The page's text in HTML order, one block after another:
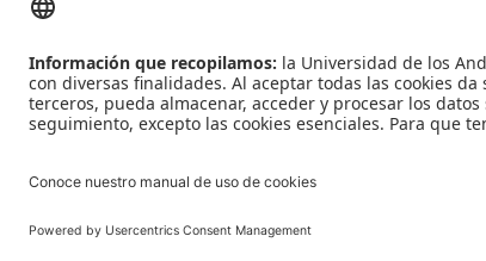
Universidad de los Andes | Vigilada Mineducación
Reconocimiento como Universidad: Decreto 1297 del 30 de mayo de
Reconocimiento personería jurídica: Resolución 28 del 23 de febrero de
Tecnología